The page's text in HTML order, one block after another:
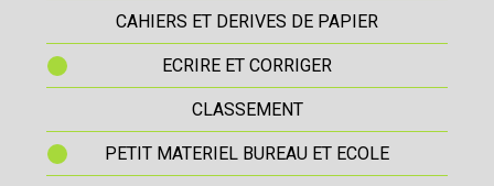
CAHIERS ET DERIVES DE PAPIER
ECRIRE ET CORRIGER
CLASSEMENT
PETIT MATERIEL BUREAU ET ECOLE